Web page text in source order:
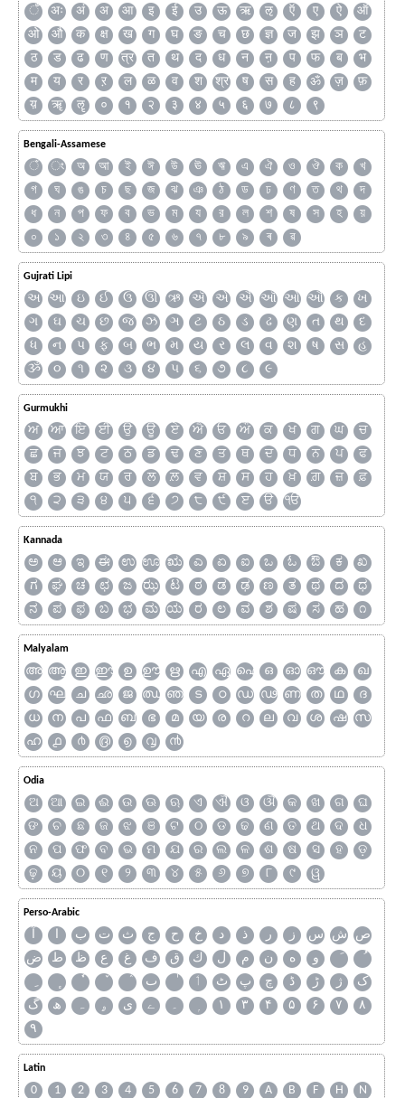
ँ अः अं अ आ इ ई उ ऊ ऋ ऌ ऍ ए ऐ
ऑ
ओ
औ क क्ष ख ग घ ङ च छ ज्ञ ज झ ञ
ट
ठ
ड ढ ण त्र त थ द ध न ऩ प फ ब
भ
म
य र ऱ ल ळ व श श्र ष स ह ॐ ज़
फ़
य़
ॠ ॡ ० १ २ ३ ४ ५ ६ ७ ८ ९
Bengali-Assamese
ঁ ং অ আ ই ঈ উ ঊ ঋ এ ঐ ও ঔ ক
খ
গ
ঘ ঙ চ ছ জ ঝ ঞ ঠ ড ঢ ণ ত থ
দ
ধ
ন প ফ ব ভ ম য র ল শ ষ স হ
য়
০
১ ২ ৩ ৪ ৫ ৬ ৭ ৮ ৯ ৰ ৱ
Gujrati Lipi
અ આ ઇ ઈ ઉ ઊ ઋ ઍ એ ઐ ઑ ઓ ઔ ક
ખ
ગ
ઘ ચ છ જ ઝ ઞ ટ ઠ ડ ઢ ણ ત થ
દ
ધ
ન પ ફ બ ભ મ ય ર લ વ શ ષ સ
હ
ૐ
૦ ૧ ૨ ૩ ૪ ૫ ૬ ૭ ૮ ૯
Gurmukhi
ਅ ਆ ਇ ਈ ਉ ਊ ਏ ਐ ਓ ਔ ਕ ਖ ਗ ਘ
ਚ
ਛ
ਜ ਝ ਟ ਠ ਡ ਢ ਣ ਤ ਥ ਦ ਧ ਨ ਪ
ਫ
ਬ
ਭ ਮ ਯ ਰ ਲ ਲ਼ ਵ ਸ਼ ਸ ਹ ਖ਼ ਗ਼ ਜ਼
ਫ਼
੧
੨ ੩ ੪ ੫ ੬ ੭ ੮ ੯ ੲ ੳ ੴ
Kannada
ಅ ಆ ಇ ಈ ಉ ಊ ಋ ಎ ಏ ಐ ಒ ಓ ಔ ಕ
ಖ
ಗ
ಘ ಚ ಛ ಜ ಝ ಟ ಠ ಡ ಢ ಣ ತ ಥ ದ
ಧ
ನ
ಪ ಫ ಬ ಭ ಮ ಯ ರ ಲ ವ ಶ ಷ ಸ ಹ ೧
Malyalam
അ ആ ഇ ഈ ഉ ഊ ഋ എ ഏ ഐ ഒ ഓ ഔ ക
ഖ
ഗ
ഘ ച ഛ ജ ഝ ഞ ട ഠ ഡ ഢ ണ ത ഥ
ദ
ധ
ന പ ഫ ബ ഭ മ യ ര റ ല വ ശ ഷ
സ
ഹ
൧ ൪ ൫ ൭ ൮ ൯
Odia
ଅ ଆ ଇ ଈ ଉ ଊ ଋ ଏ ଐ ଓ ଔ କ ଖ ଗ
ଘ
ଙ
ଚ ଛ ଜ ଝ ଞ ଟ ଠ ଡ ଢ ଣ ତ ଥ ଦ
ଧ
ନ
ପ ଫ ବ ଭ ମ ଯ ର ଲ ଳ ଶ ଷ ସ ହ
ଡ଼
ଢ଼
ୟ ୦ ୧ ୨ ୩ ୪ ୫ ୬ ୭ ୮ ୯ ୱ
Perso-Arabic
آ ا ب ت ث ج ح خ د ذ ر ز س ش ص
ض
ط ظ ع غ ف ق ك ل م ن ه
و
ٮ
ٲ ٹ پ چ ڈ ڑ ژ
ک
گ
ھ ہ ۄ ی ے ۔ ۱ ۳ ۴ ۵ ۶ ۷
۸
۹
Latin
0 1 2 3 4 5 6 7 8 9 A B F H
N